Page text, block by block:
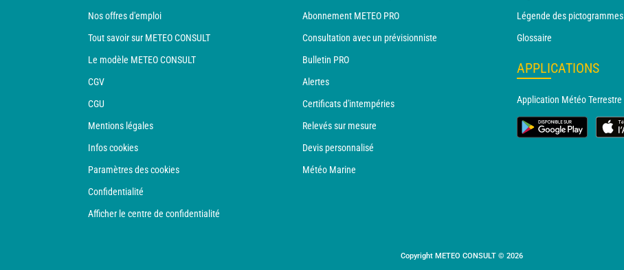
Nos offres d'emploi
Tout savoir sur METEO CONSULT
Le modèle METEO CONSULT
CGV
CGU
Mentions légales
Infos cookies
Paramètres des cookies
Confidentialité
Afficher le centre de confidentialité
Abonnement METEO PRO
Consultation avec un prévisionniste
Bulletin PRO
Alertes
Certificats d'intempéries
Relevés sur mesure
Devis personnalisé
Météo Marine
Légende des pictogrammes
Glossaire
APPLICATIONS
Application Météo Terrestre
Copyright METEO CONSULT © 2026